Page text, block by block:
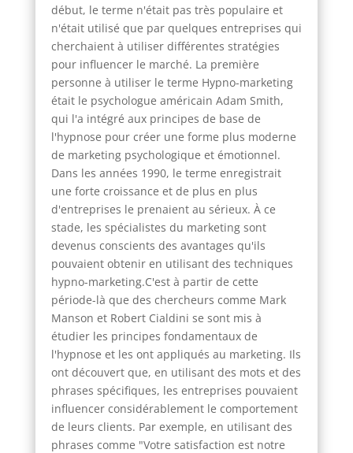
début, le terme n'était pas très populaire et
n'était utilisé que par quelques entreprises qui
cherchaient à utiliser différentes stratégies
pour influencer le marché. La première
personne à utiliser le terme Hypno-marketing
était le psychologue américain Adam Smith,
qui l'a intégré aux principes de base de
l'hypnose pour créer une forme plus moderne
de marketing psychologique et émotionnel.
Dans les années 1990, le terme enregistrait
une forte croissance et de plus en plus
d'entreprises le prenaient au sérieux. À ce
stade, les spécialistes du marketing sont
devenus conscients des avantages qu'ils
pouvaient obtenir en utilisant des techniques
hypno-marketing.C'est à partir de cette
période-là que des chercheurs comme Mark
Manson et Robert Cialdini se sont mis à
étudier les principes fondamentaux de
l'hypnose et les ont appliqués au marketing. Ils
ont découvert que, en utilisant des mots et des
phrases spécifiques, les entreprises pouvaient
influencer considérablement le comportement
de leurs clients. Par exemple, en utilisant des
phrases comme "Votre satisfaction est notre